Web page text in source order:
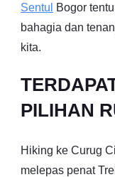
Sentul
Bogor
bahagia dan
kita.
PILIHAN
Hiking ke Curug
melepas penat